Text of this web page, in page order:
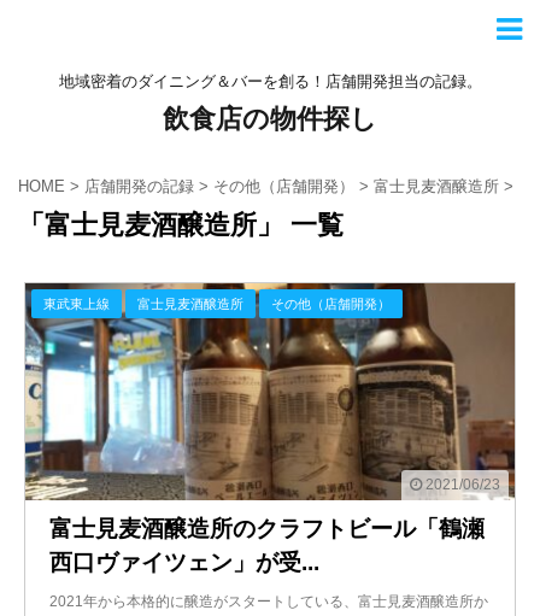
地域密着のダイニング＆バーを創る！店舗開発担当の記録。
飲食店の物件探し
HOME > 店舗開発の記録 > その他（店舗開発） > 富士見麦酒醸造所 >
「富士見麦酒醸造所」 一覧
2021/06/23
東武東上線 富士見麦酒醸造所 その他（店舗開発）
富士見麦酒醸造所のクラフトビール「鶴瀬
西口ヴァイツェン」が受...
2021年から本格的に醸造がスタートしている、富士見麦酒醸造所か